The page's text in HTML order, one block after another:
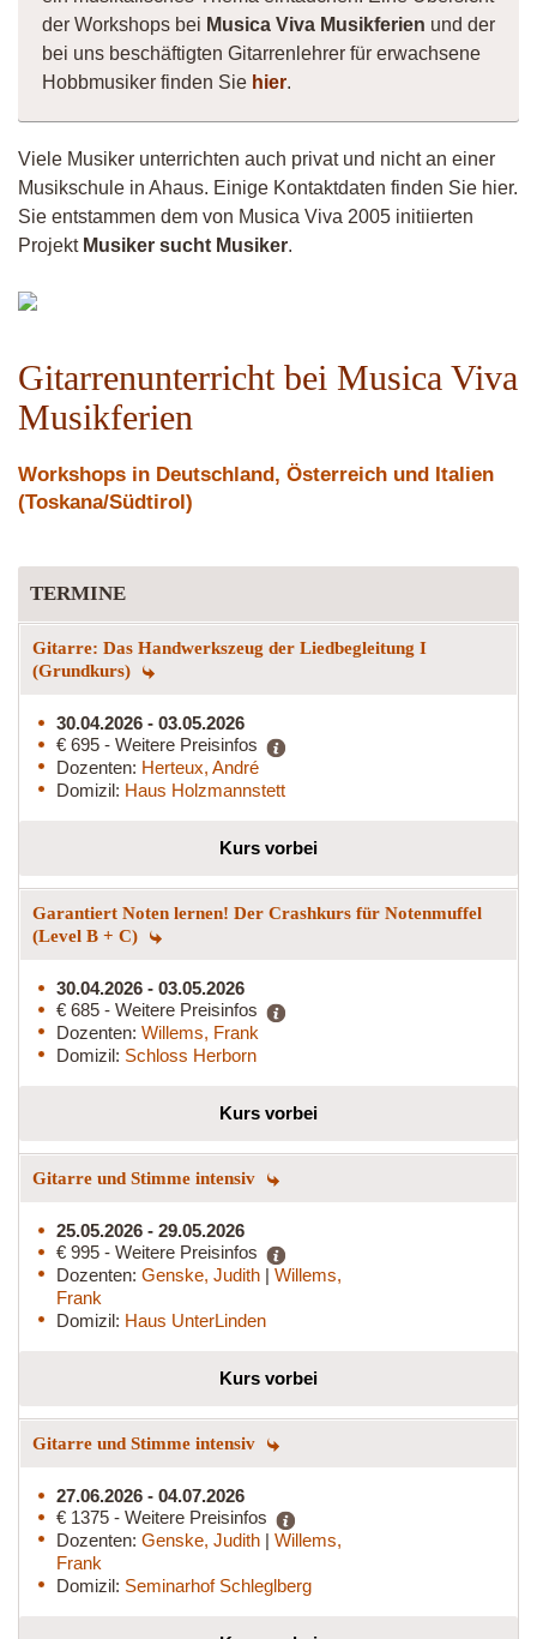
der Workshops bei Musica Viva Musikferien und der
bei uns beschäftigten Gitarrenlehrer für erwachsene
Hobbmusiker finden Sie hier.
Viele Musiker unterrichten auch privat und nicht an einer
Musikschule in Ahaus. Einige Kontaktdaten finden Sie hier.
Sie entstammen dem von Musica Viva 2005 initiierten
Projekt Musiker sucht Musiker.
Gitarrenunterricht bei Musica Viva
Musikferien
Workshops in Deutschland, Österreich und Italien
(Toskana/Südtirol)
TERMINE
Gitarre: Das Handwerkszeug der Liedbegleitung I
(Grundkurs)
30.04.2026 - 03.05.2026
€ 695 - Weitere Preisinfos
Dozenten: Herteux, André
Domizil: Haus Holzmannstett
Kurs vorbei
Garantiert Noten lernen! Der Crashkurs für Notenmuffel
(Level B + C)
30.04.2026 - 03.05.2026
€ 685 - Weitere Preisinfos
Dozenten: Willems, Frank
Domizil: Schloss Herborn
Kurs vorbei
Gitarre und Stimme intensiv
25.05.2026 - 29.05.2026
€ 995 - Weitere Preisinfos
Dozenten: Genske, Judith | Willems,
Frank
Domizil: Haus UnterLinden
Kurs vorbei
Gitarre und Stimme intensiv
27.06.2026 - 04.07.2026
€ 1375 - Weitere Preisinfos
Dozenten: Genske, Judith | Willems,
Frank
Domizil: Seminarhof Schleglberg